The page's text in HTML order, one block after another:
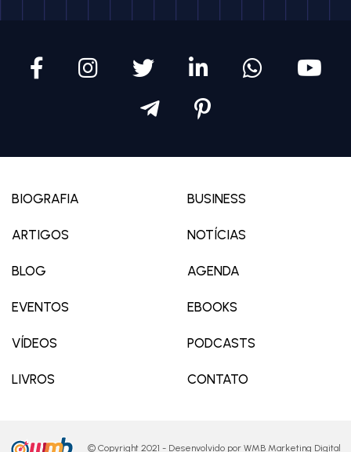
BIOGRAFIA BUSINESS
ARTIGOS NOTÍCIAS
BLOG AGENDA
EVENTOS EBOOKS
VÍDEOS PODCASTS
LIVROS CONTATO
© Copyright 2021 - Desenvolvido por WMB Marketing Digital